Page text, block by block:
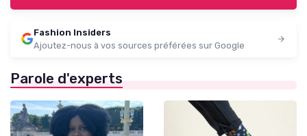
Fashion Insiders
Ajoutez-nous à vos sources préférées sur Google
Parole d'experts